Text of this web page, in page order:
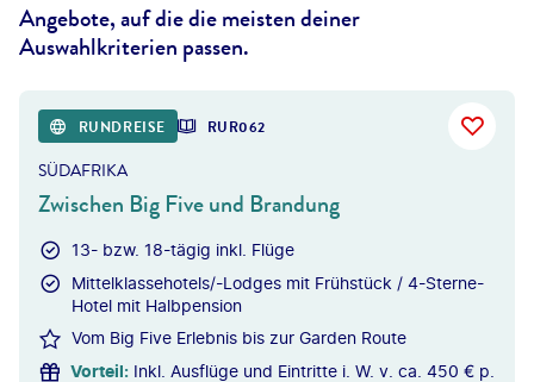
Angebote, auf die die meisten deiner
Auswahlkriterien passen.
RUNDREISE RUR062
SÜDAFRIKA
Zwischen Big Five und Brandung
13- bzw. 18-tägig inkl. Flüge
Mittelklassehotels/-Lodges mit Frühstück / 4-Sterne-
Hotel mit Halbpension
Vom Big Five Erlebnis bis zur Garden Route
Vorteil: Inkl. Ausflüge und Eintritte i. W. v. ca. 450 € p.